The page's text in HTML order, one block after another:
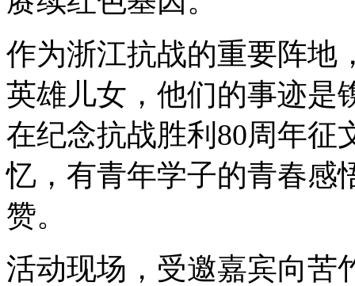
作为浙江抗战的重要阵地
英雄儿女，他们的事迹是
在纪念抗战胜利80周年征
忆，有青年学子的青春感
赞。
活动现场，受邀嘉宾向苦